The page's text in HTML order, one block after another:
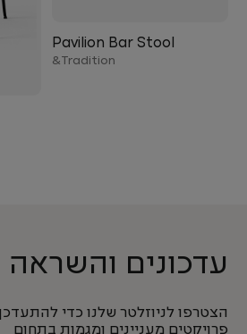
Pavilion Bar Stool
Tradition&
עדכונים והשראה
הצטרפו לניוזלטר שלנו כדי